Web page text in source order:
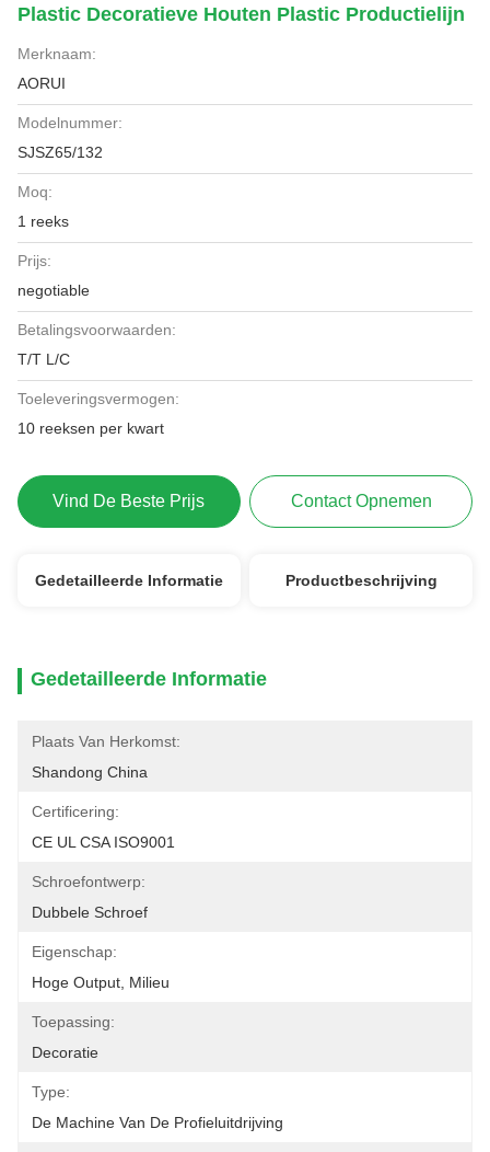
Plastic Decoratieve Houten Plastic Productielijn
Merknaam:
AORUI
Modelnummer:
SJSZ65/132
Moq:
1 reeks
Prijs:
negotiable
Betalingsvoorwaarden:
T/T L/C
Toeleveringsvermogen:
10 reeksen per kwart
Vind De Beste Prijs Contact Opnemen
Gedetailleerde Informatie Productbeschrijving
Gedetailleerde Informatie
Plaats Van Herkomst:
Shandong China
Certificering:
CE UL CSA ISO9001
Schroefontwerp:
Dubbele Schroef
Eigenschap:
Hoge Output, Milieu
Toepassing:
Decoratie
Type:
De Machine Van De Profieluitdrijving